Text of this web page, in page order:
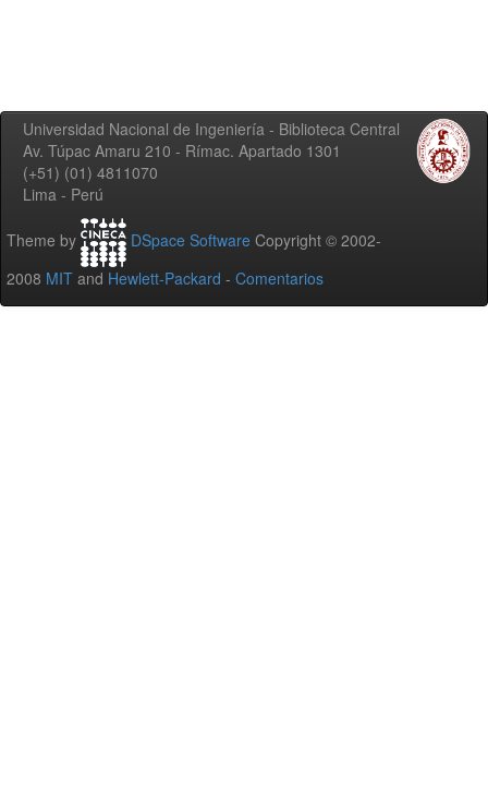
Universidad Nacional de Ingeniería - Biblioteca Central
Av. Túpac Amaru 210 - Rímac. Apartado 1301
(+51) (01) 4811070
Lima - Perú
Theme by DSpace Software Copyright © 2002-
2008 MIT and Hewlett-Packard - Comentarios